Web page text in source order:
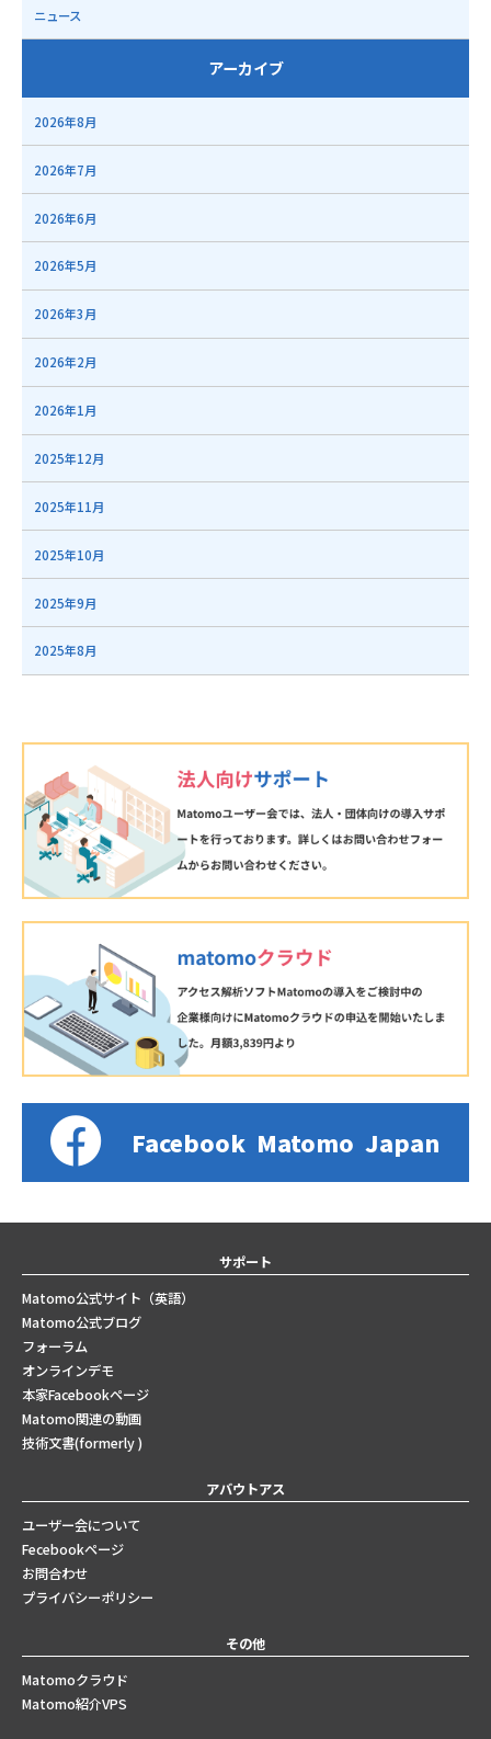
ニュース
アーカイブ
2026年8月
2026年7月
2026年6月
2026年5月
2026年3月
2026年2月
2026年1月
2025年12月
2025年11月
2025年10月
2025年9月
2025年8月
Facebook Matomo Japan
サポート
Matomo公式サイト（英語）
Matomo公式ブログ
フォーラム
オンラインデモ
本家Facebookページ
Matomo関連の動画
技術文書(formerly )
アバウトアス
ユーザー会について
Fecebookページ
お問合わせ
プライバシーポリシー
その他
Matomoクラウド
Matomo紹介VPS